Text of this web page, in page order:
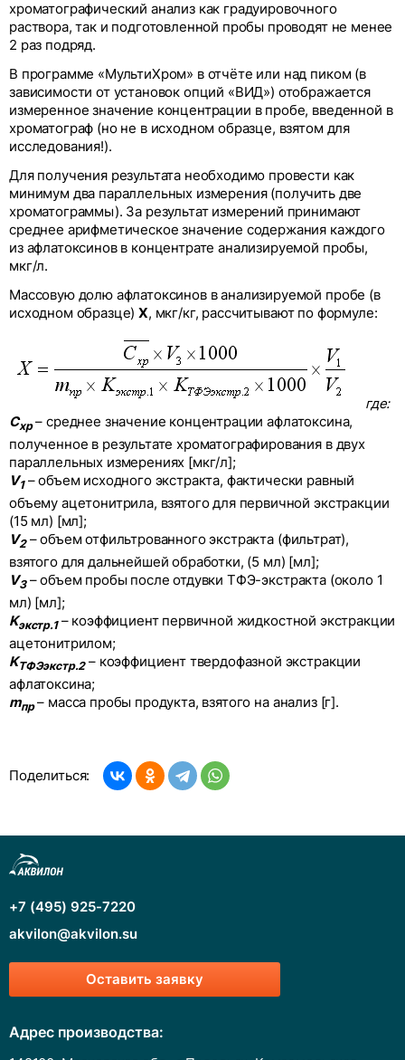
хроматографический анализ как градуировочного
раствора, так и подготовленной пробы проводят не менее
2 раз подряд.
В программе «МультиХром» в отчёте или над пиком (в
зависимости от установок опций «ВИД») отображается
измеренное значение концентрации в пробе, введенной в
хроматограф (но не в исходном образце, взятом для
исследования!).
Для получения результата необходимо провести как
минимум два параллельных измерения (получить две
хроматограммы). За результат измерений принимают
среднее арифметическое значение содержания каждого
из афлатоксинов в концентрате анализируемой пробы,
мкг/л.
Массовую долю афлатоксинов в анализируемой пробе (в
исходном образце)Х, мкг/кг, рассчитывают по формуле:
где:
Схр– среднее значение концентрации афлатоксина,
полученное в результате хроматографирования в двух
параллельных измерениях [мкг/л];
V1– объем исходного экстракта, фактически равный
объему ацетонитрила, взятого для первичной экстракции
(15 мл) [мл];
V2– объем отфильтрованного экстракта (фильтрат),
взятого для дальнейшей обработки, (5 мл) [мл];
V3– объем пробы после отдувки ТФЭ-экстракта (около 1
мл) [мл];
Kэкстр.1– коэффициент первичной жидкостной экстракции
ацетонитрилом;
KТФЭэкстр.2– коэффициент твердофазной экстракции
афлатоксина;
mпр– масса пробы продукта, взятого на анализ [г].
Поделиться:
Оставить заявку
+7 (495) 925-7220
akvilon@akvilon.su
Адрес производства: